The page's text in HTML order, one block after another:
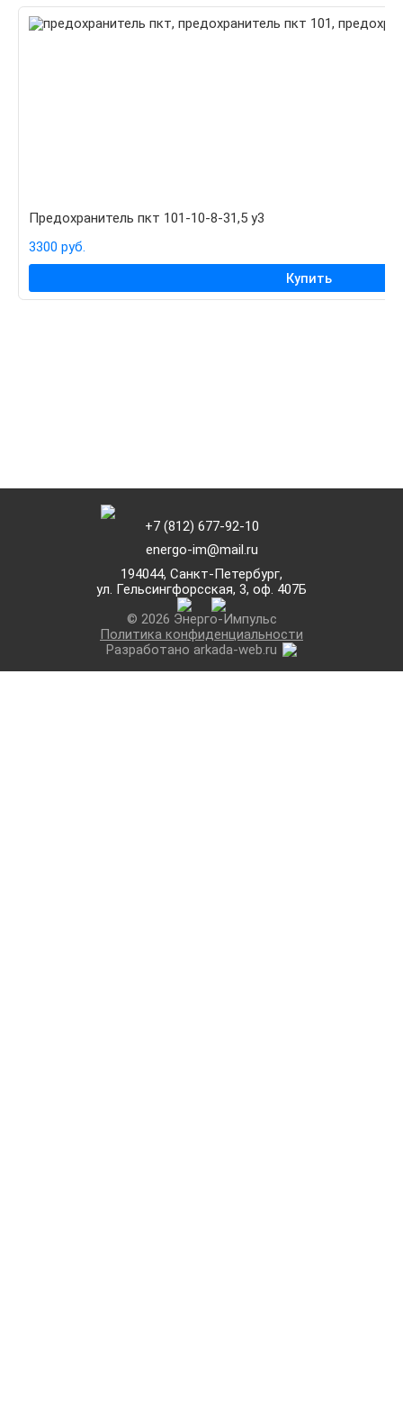
Предохранитель пкт 101-10-8-31,5 у3
3300 руб.
Купить
+7 (812) 677-92-10
energo-im@mail.ru
194044, Санкт-Петербург,
ул. Гельсингфорсская, 3, оф. 407Б
© 2026 Энерго-Импульс
Политика конфиденциальности
Разработано arkada-web.ru